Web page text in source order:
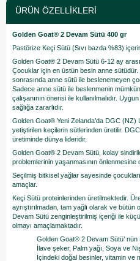
ÜRÜN ÖZELLIKLERI
Golden Goat® 2 Devam Sütü 400 gr
Pastörize Keçi Sütü (Sıvı bazda %83) içerir.
Golden Goat® 2 Devam Sütü 6-12 ay
Çocuklar için en üstün besin anne
sonrasında anne sütü ile beslenemeyen
Sadece anne sütü ile beslenmenin
çalışanının önerisi ile kullanılmalıdır.
sağlığa zararlıdır.
Golden Goat® Yeni Zelanda’da DGC (NZ)
yetiştirilen keçilerin sütlerinden üretilir.
üretiminde dünya lideridir.
Golden Goat® 2 Devam Sütü, kolay
problemlerinin yaşanmasının önlenmesine
Seçilmiş bitkisel yağlar sayesinde
amaçlar.
Keçi Sütü proteinlerinden üretilmektedir.
ayrıştırılmadan, tam yağlı olarak ve
Devam Sütü zenginleştirilmiş içeriği ile
olmayı amaçlamaktadır.
Golden Goat® 2 Devam Sütü’
İlave şeker, Palm yağı, Soya ve
İçindeki doğal besinler, vitamin ve